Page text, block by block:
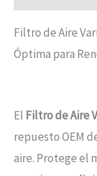
Filtro de Aire
Óptima para
El Filtro de Aire
repuesto OEM
aire. Protege el